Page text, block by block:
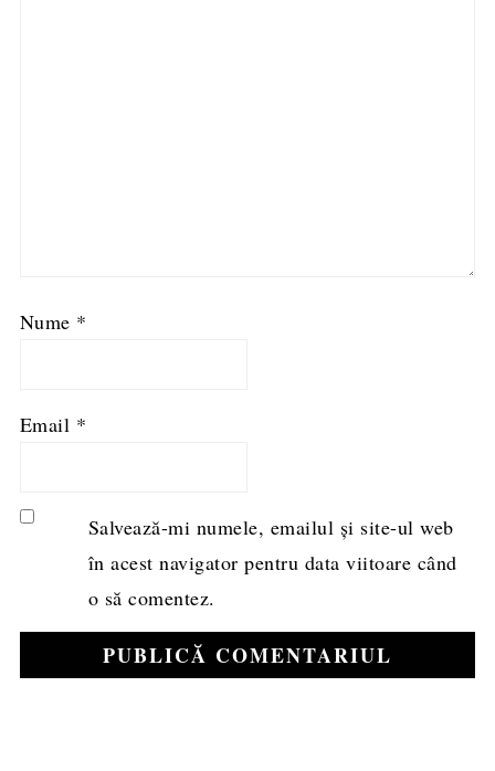
Nume *
Email *
Salvează-mi numele, emailul și site-ul web
în acest navigator pentru data viitoare când
o să comentez.